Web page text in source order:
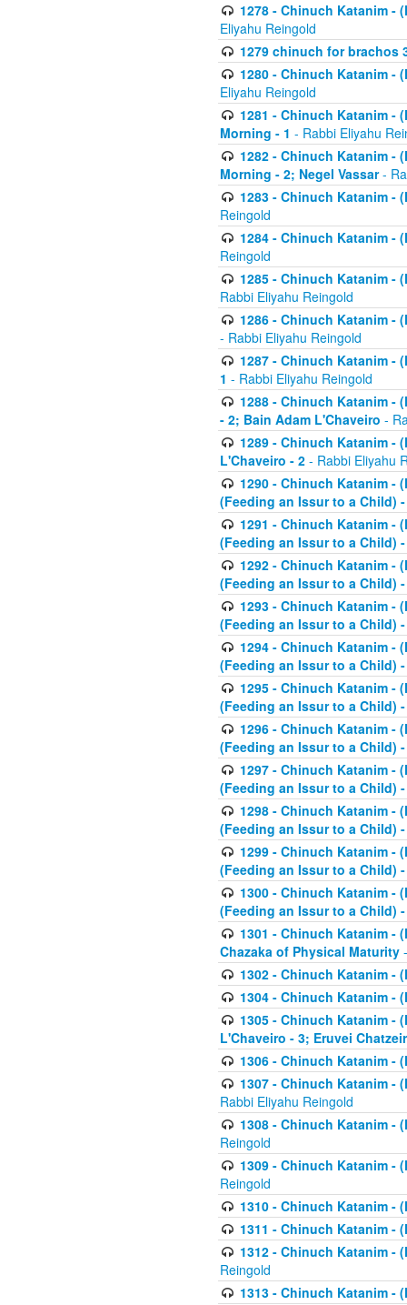
1278 - Chinuch Katanim -
Eliyahu Reingold
1279 chinuch for brachos
1280 - Chinuch Katanim -
Eliyahu Reingold
1281 - Chinuch Katanim -
Morning - 1 - Rabbi Eliyahu
1282 - Chinuch Katanim -
Morning - 2; Negel Vassar-
1283 - Chinuch Katanim -
Reingold
1284 - Chinuch Katanim -
Reingold
1285 - Chinuch Katanim -
Rabbi Eliyahu Reingold
1286 - Chinuch Katanim -
- Rabbi Eliyahu Reingold
1287 - Chinuch Katanim -
1 - Rabbi Eliyahu Reingold
1288 - Chinuch Katanim -
- 2; Bain Adam L'Chaveiro -
1289 - Chinuch Katanim -
L'Chaveiro - 2 - Rabbi Eliyahu
1290 - Chinuch Katanim -
(Feeding an Issur to a Child)
1291 - Chinuch Katanim -
(Feeding an Issur to a Child)
1292 - Chinuch Katanim -
(Feeding an Issur to a Child)
1293 - Chinuch Katanim -
(Feeding an Issur to a Child)
1294 - Chinuch Katanim -
(Feeding an Issur to a Child)
1295 - Chinuch Katanim -
(Feeding an Issur to a Child)
1296 - Chinuch Katanim -
(Feeding an Issur to a Child)
1297 - Chinuch Katanim -
(Feeding an Issur to a Child)
1298 - Chinuch Katanim -
(Feeding an Issur to a Child)
1299 - Chinuch Katanim -
(Feeding an Issur to a Child)
1300 - Chinuch Katanim -
(Feeding an Issur to a Child)
1301 - Chinuch Katanim -
Chazaka of Physical Maturity
1302 - Chinuch Katanim -
1304 - Chinuch Katanim -
1305 - Chinuch Katanim -
L'Chaveiro - 3; Eruvei
1306 - Chinuch Katanim -
1307 - Chinuch Katanim -
Rabbi Eliyahu Reingold
1308 - Chinuch Katanim -
Reingold
1309 - Chinuch Katanim -
Reingold
1310 - Chinuch Katanim -
1311 - Chinuch Katanim -
1312 - Chinuch Katanim -
Reingold
1313 - Chinuch Katanim -